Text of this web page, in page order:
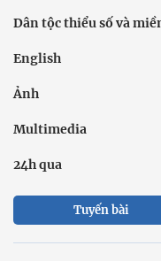
Dân tộc thiểu số và
English
Ảnh
Multimedia
24h qua
Tuyến bài